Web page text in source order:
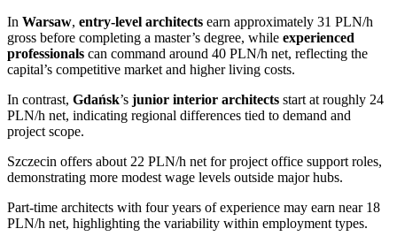
In Warsaw, entry-level architects earn approximately 31 PLN/h
gross before completing a master’s degree, while experienced
professionals can command around 40 PLN/h net, reflecting the
capital’s competitive market and higher living costs.
In contrast, Gdańsk’s junior interior architects start at roughly 24
PLN/h net, indicating regional differences tied to demand and
project scope.
Szczecin offers about 22 PLN/h net for project office support roles,
demonstrating more modest wage levels outside major hubs.
Part-time architects with four years of experience may earn near 18
PLN/h net, highlighting the variability within employment types.